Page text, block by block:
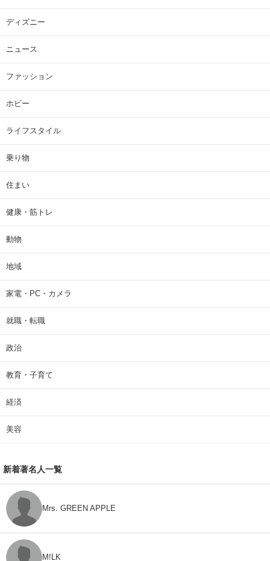
ディズニー
ニュース
ファッション
ホビー
ライフスタイル
乗り物
住まい
健康・筋トレ
動物
地域
家電・PC・カメラ
就職・転職
政治
教育・子育て
経済
美容
新着著名人一覧
Mrs. GREEN APPLE
M!LK